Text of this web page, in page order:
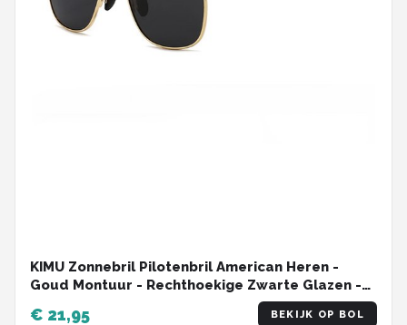
KIMU Zonnebril Pilotenbril American Heren -
Goud Montuur - Rechthoekige Zwarte Glazen -
Optical Legend Colonel Caravan Carnaval
€ 21,95 BEKIJK OP BOL